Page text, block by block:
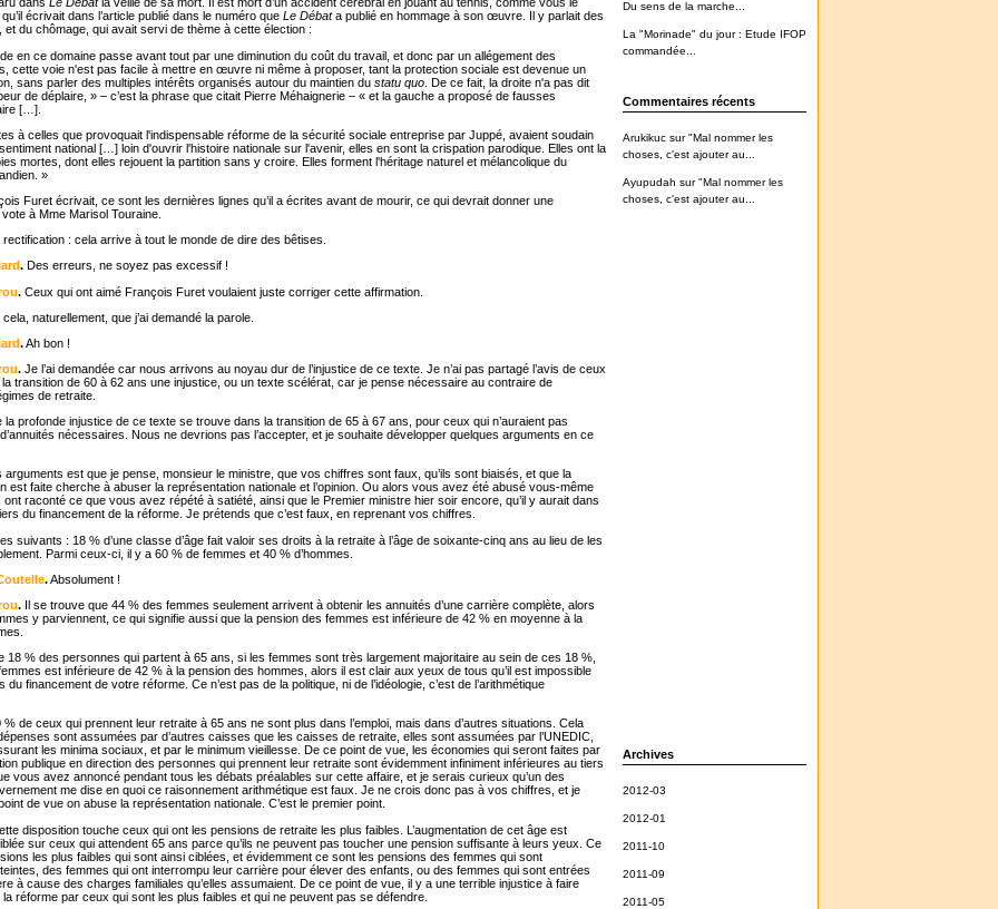
Du sens de la marche...
La "Morinade" du jour : Etude IFOP
commandée...
Commentaires récents
Arukikuc sur"Mal nommer les
choses, c'est ajouter au...
Ayupudah sur"Mal nommer les
choses, c'est ajouter au...
Archives
2012-03
2012-01
2011-10
2011-09
2011-05
écrivait dans l’article publié dans le numéro que Le Débata publié en hommage à son œuvre. Il y parlait des
et du chômage, qui avait servi de thème à cette élection :
en ce domaine passe avant tout par une diminution du coût du travail, et donc par un allégement des
cette voie n'est pas facile à mettre en œuvre ni même à proposer, tant la protection sociale est devenue un
sans parler des multiples intérêts organisés autour du maintien du statu quo . De ce fait, la droite n'a pas dit
de déplaire, » – c’est la phrase que citait Pierre Méhaignerie – « et la gauche a proposé de fausses
[…].
à celles que provoquait l'indispensable réforme de la sécurité sociale entreprise par Juppé, avaient soudain
national […] loin d'ouvrir l'histoire nationale sur l'avenir, elles en sont la crispation parodique. Elles ont la
mortes, dont elles rejouent la partition sans y croire. Elles forment l'héritage naturel et mélancolique du
»
Furet écrivait, ce sont les dernières lignes qu’il a écrites avant de mourir, ce qui devrait donner une
à Mme Marisol Touraine.
rectification : cela arrive à tout le monde de dire des bêtises.
. Des erreurs, ne soyez pas excessif !
. Ceux qui ont aimé François Furet voulaient juste corriger cette affirmation.
naturellement, que j’ai demandé la parole.
.Ah bon !
. Je l’ai demandée car nous arrivons au noyau dur de l’injustice de ce texte. Je n’ai pas partagé l’avis de ceux
transition de 60 à 62 ans une injustice, ou un texte scélérat, car je pense nécessaire au contraire de
de retraite.
la profonde injustice de ce texte se trouve dans la transition de 65 à 67 ans, pour ceux qui n’auraient pas
nécessaires. Nous ne devrions pas l’accepter, et je souhaite développer quelques arguments en ce
arguments est que je pense, monsieur le ministre, que vos chiffres sont faux, qu’ils sont biaisés, et que la
est faite cherche à abuser la représentation nationale et l’opinion. Ou alors vous avez été abusé vous-même
raconté ce que vous avez répété à satiété, ainsi que le Premier ministre hier soir encore, qu’il y aurait dans
du financement de la réforme. Je prétends que c’est faux, en reprenant vos chiffres.
suivants : 18 % d’une classe d’âge fait valoir ses droits à la retraite à l’âge de soixante-cinq ans au lieu de les
Parmi ceux-ci, il y a 60 % de femmes et 40 % d’hommes.
.Absolument !
. Il se trouve que 44 % des femmes seulement arrivent à obtenir les annuités d’une carrière complète, alors
y parviennent, ce qui signifie aussi que la pension des femmes est inférieure de 42 % en moyenne à la
18 % des personnes qui partent à 65 ans, si les femmes sont très largement majoritaire au sein de ces 18 %,
est inférieure de 42 % à la pension des hommes, alors il est clair aux yeux de tous qu’il est impossible
du financement de votre réforme. Ce n’est pas de la politique, ni de l’idéologie, c’est de l’arithmétique
de ceux qui prennent leur retraite à 65 ans ne sont plus dans l’emploi, mais dans d’autres situations. Cela
sont assumées par d’autres caisses que les caisses de retraite, elles sont assumées par l’UNEDIC,
les minima sociaux, et par le minimum vieillesse. De ce point de vue, les économies qui seront faites par
publique en direction des personnes qui prennent leur retraite sont évidemment infiniment inférieures au tiers
vous avez annoncé pendant tous les débats préalables sur cette affaire, et je serais curieux qu’un des
me dise en quoi ce raisonnement arithmétique est faux. Je ne crois donc pas à vos chiffres, et je
de vue on abuse la représentation nationale. C’est le premier point.
disposition touche ceux qui ont les pensions de retraite les plus faibles. L’augmentation de cet âge est
sur ceux qui attendent 65 ans parce qu’ils ne peuvent pas toucher une pension suffisante à leurs yeux. Ce
les plus faibles qui sont ainsi ciblées, et évidemment ce sont les pensions des femmes qui sont
des femmes qui ont interrompu leur carrière pour élever des enfants, ou des femmes qui sont entrées
à cause des charges familiales qu’elles assumaient. De ce point de vue, il y a une terrible injustice à faire
réforme par ceux qui sont les plus faibles et qui ne peuvent pas se défendre.